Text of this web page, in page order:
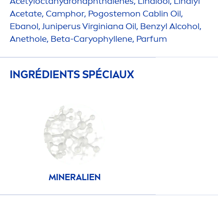
Acetate, Camphor, Pogostemon Cablin Oil,
Ebanol, Juniperus Virginiana Oil, Benzyl Alcohol,
Anethole, Beta-Caryophyllene, Parfum
INGRÉDIENTS SPÉCIAUX
MINERALIEN